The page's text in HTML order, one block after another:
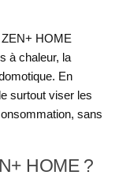
HOME
à chaleur, la
En
surtout viser les
sans
HOME ?